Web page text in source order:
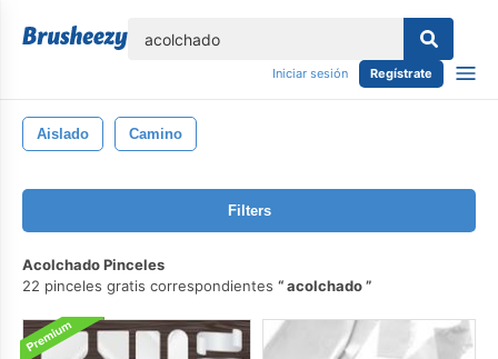
Iniciar sesión Regístrate
Aislado Camino
Filters
Acolchado Pinceles
22 pinceles gratis correspondientes
acolchado